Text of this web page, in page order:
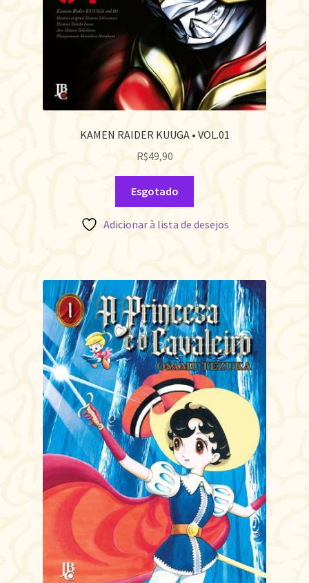
KAMEN RAIDER KUUGA • VOL.01
R$49,90
Esgotado
Adicionar à lista de desejos